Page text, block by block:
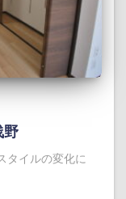
野
タイルの変化に